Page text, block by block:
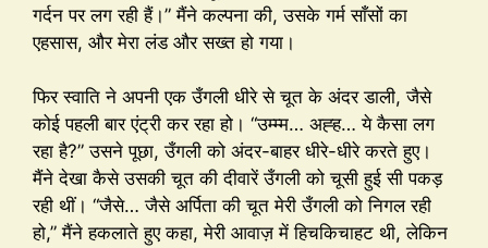
गर्दन पर लग रही हैं।” मैंने कल्पना की, उसके गर्म साँसों का
एहसास, और मेरा लंड और सख्त हो गया।
फिर स्वाति ने अपनी एक उँगली धीरे से चूत के अंदर डाली, जैसे
कोई पहली बार एंट्री कर रहा हो। “उम्म्म… अह्ह… ये कैसा लग
रहा है?” उसने पूछा, उँगली को अंदर-बाहर धीरे-धीरे करते हुए।
मैंने देखा कैसे उसकी चूत की दीवारें उँगली को चूसी हुई सी पकड़
रही थीं। “जैसे… जैसे अर्पिता की चूत मेरी उँगली को निगल रही
हो,” मैंने हकलाते हुए कहा, मेरी आवाज़ में हिचकिचाहट थी, लेकिन